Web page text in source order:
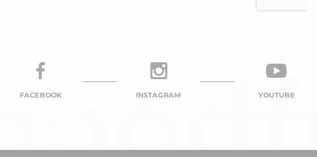
FACEBOOK INSTAGRAM YOUTUBE